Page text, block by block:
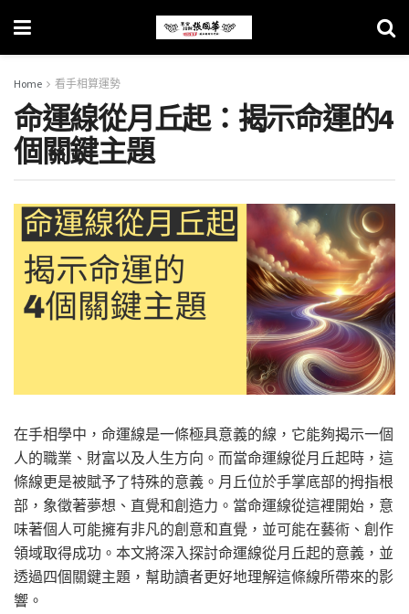
Home 看手相算運勢
命運線從月丘起：揭示命運的4
個關鍵主題
在手相學中，命運線是一條極具意義的線，它能夠揭示一個
人的職業、財富以及人生方向。而當命運線從月丘起時，這
條線更是被賦予了特殊的意義。月丘位於手掌底部的拇指根
部，象徵著夢想、直覺和創造力。當命運線從這裡開始，意
味著個人可能擁有非凡的創意和直覺，並可能在藝術、創作
領域取得成功。本文將深入探討命運線從月丘起的意義，並
透過四個關鍵主題，幫助讀者更好地理解這條線所帶來的影
響。